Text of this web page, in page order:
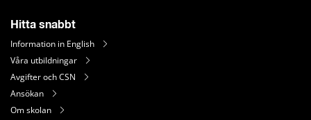
Hitta snabbt
Information in English
Våra utbildningar
Avgifter och CSN
Ansökan
Om skolan